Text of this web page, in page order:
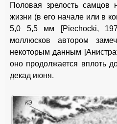
Половая зрелость самцов
жизни (в его начале или в
5,0 5,5 мм [Piechocki,
моллюсков автором
некоторым данным
оно продолжается вплоть
декад июня.